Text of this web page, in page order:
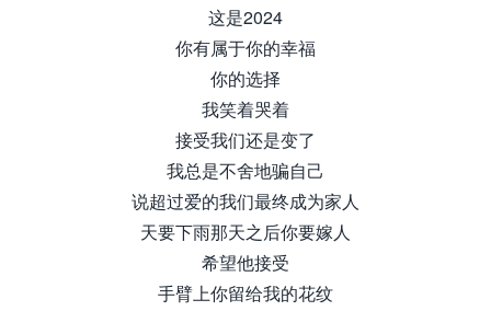
这是2024
你有属于你的幸福
你的选择
我笑着哭着
接受我们还是变了
我总是不舍地骗自己
说超过爱的我们最终成为家人
天要下雨那天之后你要嫁人
希望他接受
手臂上你留给我的花纹